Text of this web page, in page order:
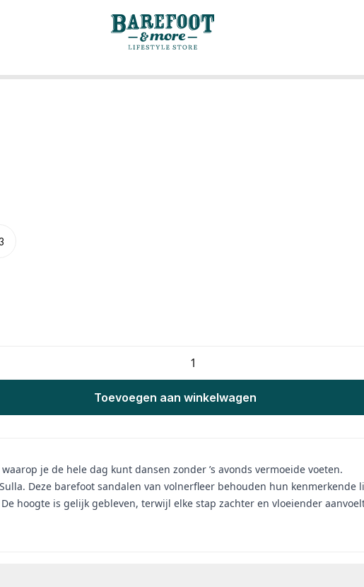
Toevoegen aan winkelwagen
je de hele dag kunt dansen zonder ’s avonds vermoeide voeten.
Deze barefoot sandalen van volnerfleer behouden hun
hoogte is gelijk gebleven, terwijl elke stap zachter en vloeiender